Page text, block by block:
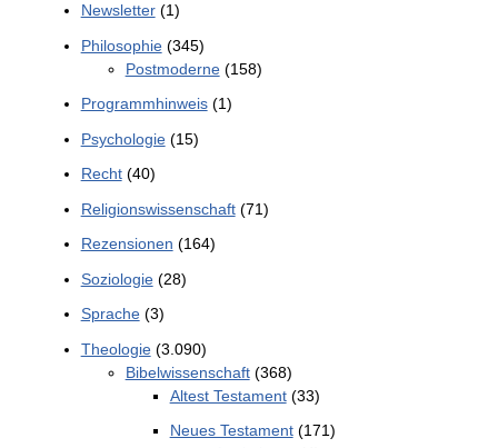
Newsletter(1)
Philosophie(345)
Postmoderne(158)
Programmhinweis(1)
Psychologie(15)
Recht(40)
Religionswissenschaft(71)
Rezensionen (164)
Soziologie(28)
Sprache(3)
Theologie(3.090)
Bibelwissenschaft(368)
Altest Testament(33)
Neues Testament(171)